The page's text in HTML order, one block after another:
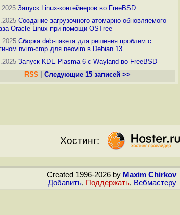
Запуск Linux-контейнеров во FreeBSD
Создание загрузочного атомарно обновляемого
Oracle Linux при помощи OSTree
Сборка deb-пакета для решения проблем с
nvim-cmp для neovim в Debian 13
Запуск KDE Plasma 6 с Wayland во FreeBSD
RSS
Следующие 15 записей >>
Хостинг:
Created 1996-2026 by Maxim Chirkov
Добавить, Поддержать, Вебмастеру